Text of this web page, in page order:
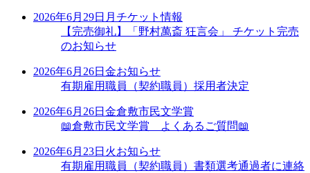
2026年6月29日 月 チケット情報
【完売御礼】「野村萬斎 狂言会」 チケット完売
のお知らせ
2026年6月26日 金お知らせ
有期雇用職員（契約職員）採用者決定
2026年6月26日 金倉敷市民文学賞
📖倉敷市民文学賞 よくあるご質問📖
2026年6月23日 火お知らせ
有期雇用職員（契約職員）書類選考通過者に連絡